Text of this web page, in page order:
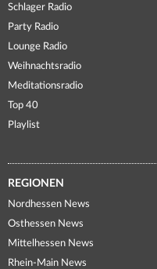
Schlager Radio
Party Radio
Lounge Radio
Weihnachtsradio
Meditationsradio
Top 40
Playlist
REGIONEN
Nordhessen News
Osthessen News
Mittelhessen News
Rhein-Main News